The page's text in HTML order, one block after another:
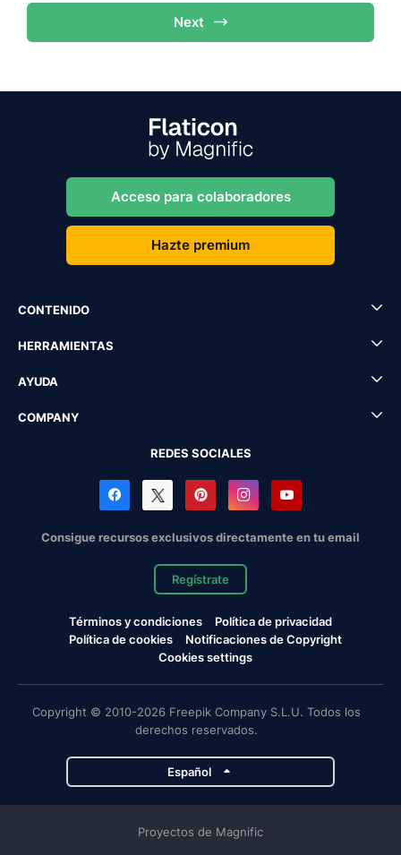
Next
Acceso para colaboradores
Hazte premium
CONTENIDO
HERRAMIENTAS
AYUDA
COMPANY
REDES SOCIALES
Consigue recursos exclusivos directamente en tu email
Regístrate
Términos y condiciones
Política de privacidad
Política de cookies
Notificaciones de Copyright
Cookies settings
Copyright © 2010-2026 Freepik Company S.L.U. Todos los
derechos reservados.
Español
Proyectos de Magnific